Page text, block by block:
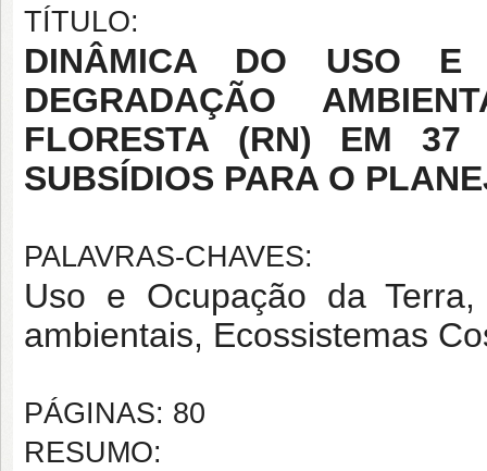
TÍTULO:
DINÂMICA DO USO
DEGRADAÇÃO
FLORESTA (RN) EM 37
SUBSÍDIOS PARA O
PALAVRAS-CHAVES:
Uso e Ocupação da Terra,
ambientais, Ecossistemas
PÁGINAS: 80
RESUMO: